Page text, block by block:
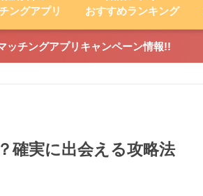
ングアプリ
おすすめランキング
ッチングアプリキャンペーン情報!!
確実に出会える攻略法